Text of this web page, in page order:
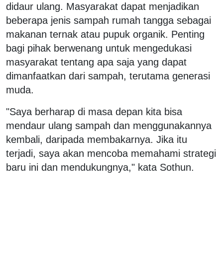
didaur ulang. Masyarakat dapat menjadikan
beberapa jenis sampah rumah tangga sebagai
makanan ternak atau pupuk organik. Penting
bagi pihak berwenang untuk mengedukasi
masyarakat tentang apa saja yang dapat
dimanfaatkan dari sampah, terutama generasi
muda.
"Saya berharap di masa depan kita bisa
mendaur ulang sampah dan menggunakannya
kembali, daripada membakarnya. Jika itu
terjadi, saya akan mencoba memahami strategi
baru ini dan mendukungnya," kata Sothun.